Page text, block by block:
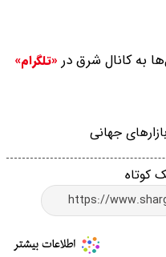
به کانال شرق در «تلگرام»
بازارهای جهانی
کوتاه